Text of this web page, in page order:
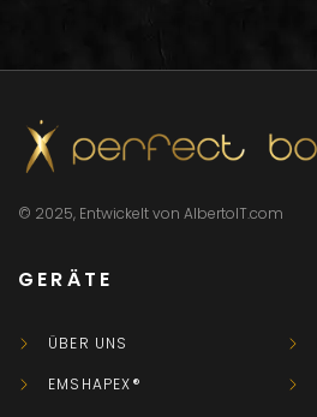
© 2025, Entwickelt von AlbertoIT.com
GERÄTE
ÜBER UNS
EMSHAPEX®